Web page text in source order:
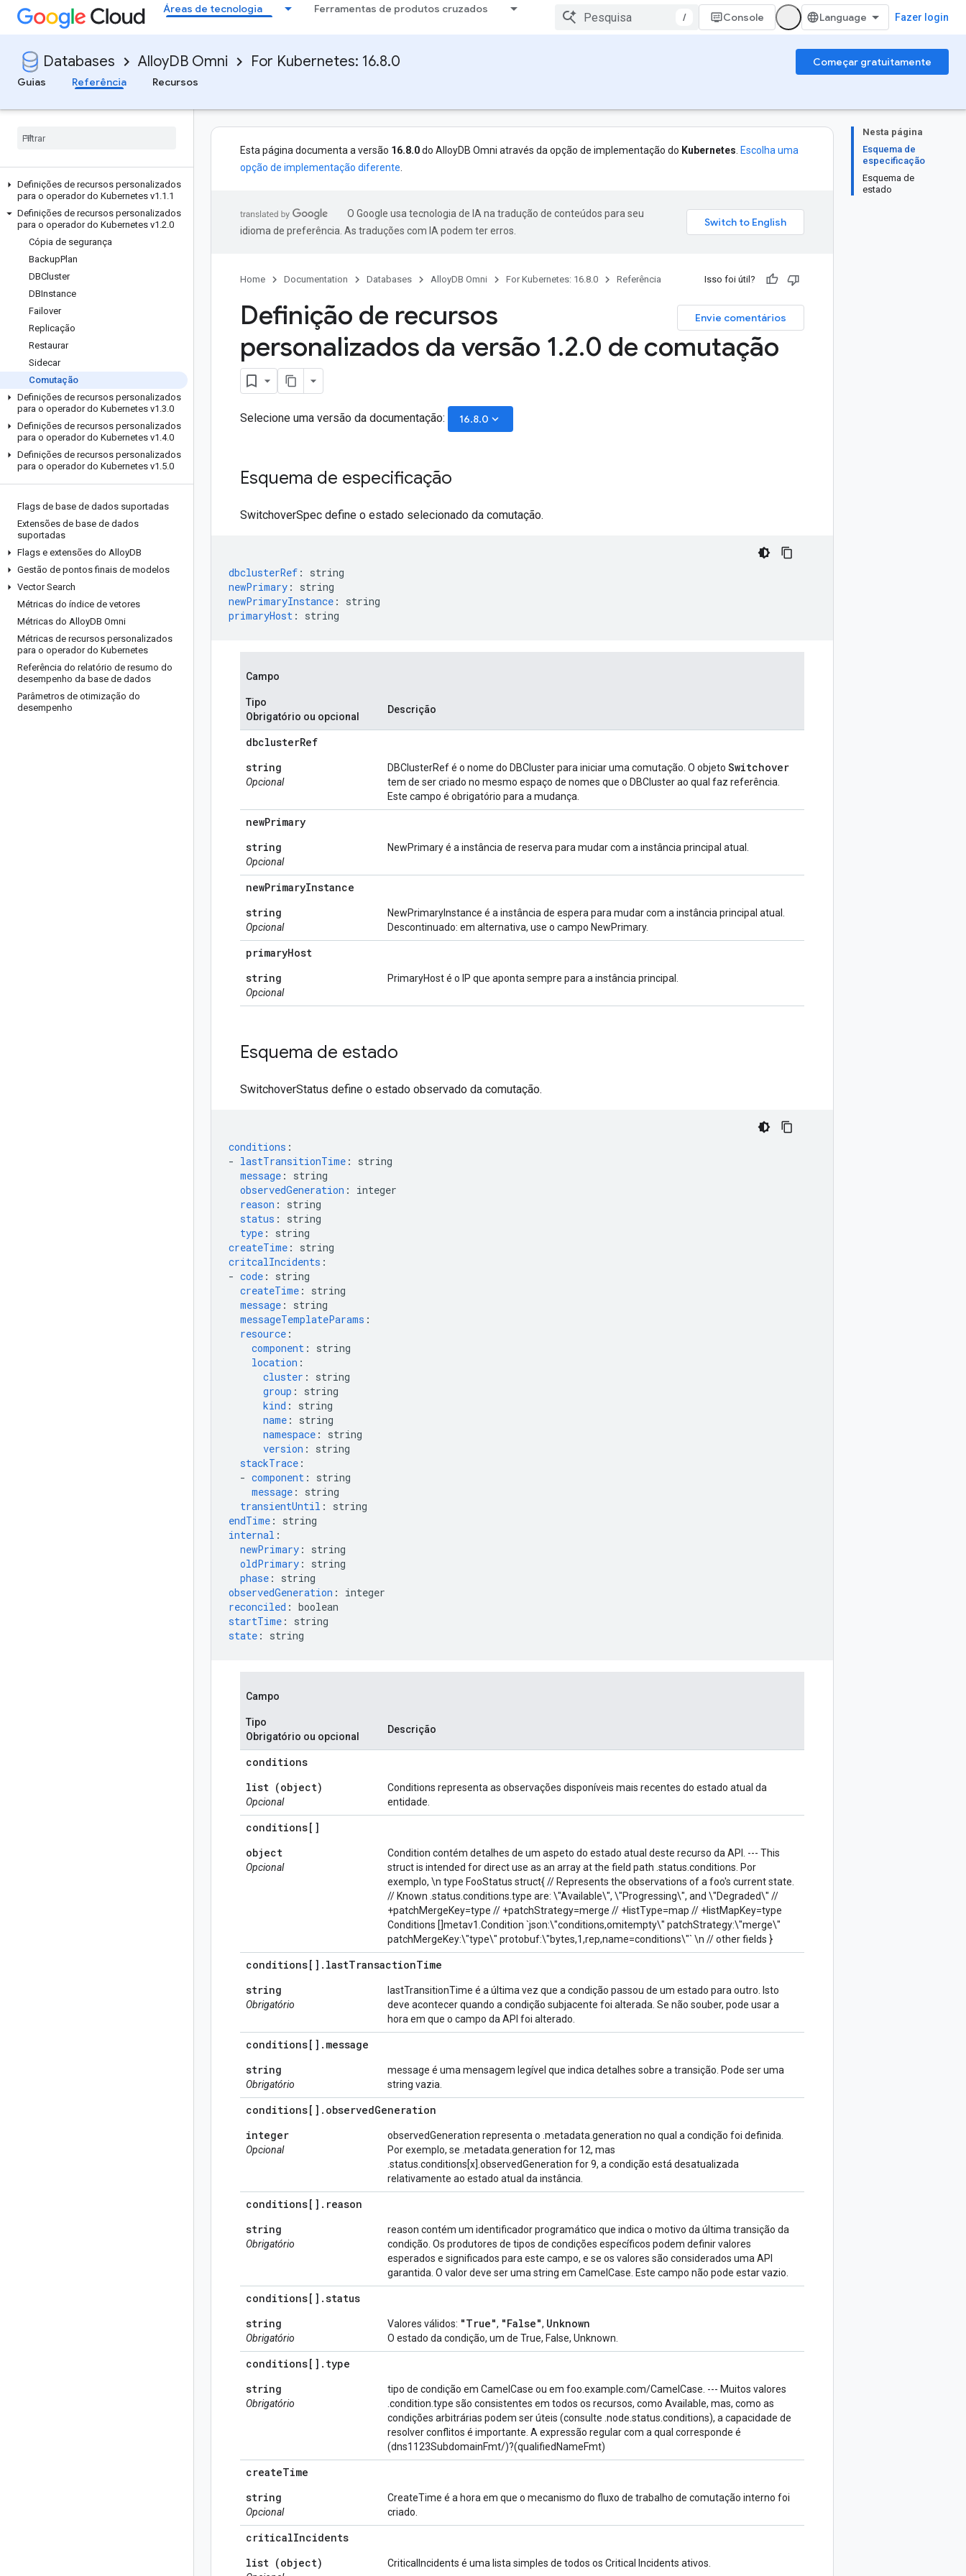
Áreas de tecnologia Ferramentas de produtos cruzados
/ Console Fazer login
Databases AlloyDB Omni For Kubernetes: 16.8.0
Começar gratuitamente
Guias
Referência Recursos
Definições de recursos personalizados
para o operador do Kubernetes v1 .1 .1
Definições de recursos personalizados
para o operador do Kubernetes v1 .2.0
Cópia de segurança
BackupPlan
DBCluster
DBInstance
Failover
Replicação
Restaurar
Sidecar
Comutação
Definições de recursos personalizados
para o operador do Kubernetes v1 .3.0
Definições de recursos personalizados
para o operador do Kubernetes v1 .4.0
Definições de recursos personalizados
para o operador do Kubernetes v1 .5.0
Flags de base de dados suportadas
Extensões de base de dados
suportadas
Flags e extensões do AlloyDB
Gestão de pontos finais de modelos
Vector Search
Métricas do índice de vetores
Métricas do AlloyDB Omni
Métricas de recursos personalizados
para o operador do Kubernetes
Referência do relatório de resumo do
desempenho da base de dados
Parâmetros de otimização do
desempenho
Nesta página
Esquema de
especificação
Esquema de
estado
Esta página documenta a versão 16.8.0do AlloyDB Omni através da opção de implementação do Kubernetes Escolha uma
opção de implementação diferente
O Google usa tecnologia de IA na tradução de conteúdos para seu
idioma de preferência. As traduções com IA podem ter erros.
Home Documentation Databases AlloyDB Omni For Kubernetes: 16.8.0 Referência Isso foi útil?
Envie comentários
Definição de recursos
personalizados da versão 1.2.0 de comutação
Selecione uma versão da documentação: 16.8.0 keyboard_arrow_down
Esquema de especificação
SwitchoverSpec define o estado selecionado da comutação.
dbclusterRef :
string
newPrimary :
string
newPrimaryInstance :
string
primaryHost : string
Campo
Tipo
Obrigatório ou opcional
Descrição
dbclusterRef
string
Opcional
DBClusterRef é o nome do DBCluster para iniciar uma comutação. O objeto Switchover
tem de ser criado no mesmo espaço de nomes que o DBCluster ao qual faz referência.
Este campo é obrigatório para a mudança.
newPrimary
string
Opcional
NewPrimary é a instância de reserva para mudar com a instância principal atual.
newPrimaryInstance
string
Opcional
NewPrimaryInstance é a instância de espera para mudar com a instância principal atual.
Descontinuado: em alternativa, use o campo NewPrimary.
primaryHost
string
Opcional
PrimaryHost é o IP que aponta sempre para a instância principal.
Esquema de estado
SwitchoverStatus define o estado observado da comutação.
conditions :
- lastTransitionTime :
string
message :
string
observedGeneration :
integer
reason :
string
status :
string
type :
string
createTime :
string
critcalIncidents :
- code :
string
createTime :
string
message :
string
messageTemplateParams :
resource :
component :
string
location :
cluster :
string
group :
string
kind :
string
name :
string
namespace :
string
version :
string
stackTrace :
- component :
string
message :
string
transientUntil :
string
endTime :
string
internal :
newPrimary :
string
oldPrimary :
string
phase :
string
observedGeneration :
integer
reconciled : boolean
startTime :
string
state : string
Campo
Tipo
Obrigatório ou opcional
Descrição
conditions
list (object)
Opcional
Conditions representa as observações disponíveis mais recentes do estado atual da
entidade.
conditions[]
object
Opcional
Condition contém detalhes de um aspeto do estado atual deste recurso da API. --- This
struct is intended for direct use as an array at the field path .status.conditions. Por
exemplo, \n type FooStatus struct{ // Represents the observations of a foo's current state.
// Known .status.conditions.type are: \"Available\", \"Progressing\", and \"Degraded\" //
+patchMergeKey=type // +patchStrategy=merge // +listType=map // +listMapKey=type
Conditions []metav1.Condition `json:\"conditions,omitempty\" patchStrategy:\"merge\"
patchMergeKey:\"type\" protobuf:\"bytes,1,rep,name=conditions\"` \n // other fields }
conditions[] . lastTransactionTime
string
Obrigatório
lastTransitionTime é a última vez que a condição passou de um estado para outro. Isto
deve acontecer quando a condição subjacente foi alterada. Se não souber, pode usar a
hora em que o campo da API foi alterado.
conditions[] . message
string
Obrigatório
message é uma mensagem legível que indica detalhes sobre a transição. Pode ser uma
string vazia.
conditions[] . observedGeneration
integer
Opcional
observedGeneration representa o .metadata.generation no qual a condição foi definida.
Por exemplo, se .metadata.generation for 12, mas
.status.conditions[x].observedGeneration for 9, a condição está desatualizada
relativamente ao estado atual da instância.
conditions[] . reason
string
Obrigatório
reason contém um identificador programático que indica o motivo da última transição da
condição. Os produtores de tipos de condições específicos podem definir valores
esperados e significados para este campo, e se os valores são considerados uma API
garantida. O valor deve ser uma string em CamelCase. Este campo não pode estar vazio.
conditions[] .status
string
Obrigatório
Valores válidos: "True", "False", Unknown
O estado da condição, um de True, False, Unknown.
conditions[] . type
string
Obrigatório
tipo de condição em CamelCase ou em foo.example.com/CamelCase. --- Muitos valores
.condition.type são consistentes em todos os recursos, como Available, mas, como as
condições arbitrárias podem ser úteis (consulte .node.status.conditions), a capacidade de
resolver conflitos é importante. A expressão regular com a qual corresponde é
(dns1123SubdomainFmt/)?(qualifiedNameFmt)
createTime
string
Opcional
CreateTime é a hora em que o mecanismo do fluxo de trabalho de comutação interno foi
criado.
criticalIncidents
list (object)
CriticalIncidents é uma lista simples de todos os Critical Incidents ativos.